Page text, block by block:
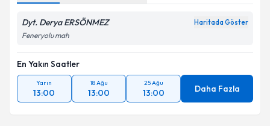
Dyt. Derya ERSÖNMEZ Haritada Göster
Feneryolu mah
En Yakın Saatler
Yarın
13:00
18 Ağu
13:00
25 Ağu
13:00 Daha Fazla